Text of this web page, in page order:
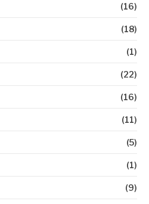
(16)
(18)
(1)
(22)
(16)
(11)
(5)
(1)
(9)